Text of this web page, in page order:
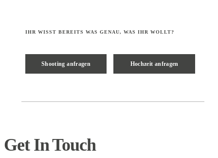
IHR WISST BEREITS WAS GENAU, WAS IHR WOLLT?
Shooting anfragen Hochzeit anfragen
Get In Touch